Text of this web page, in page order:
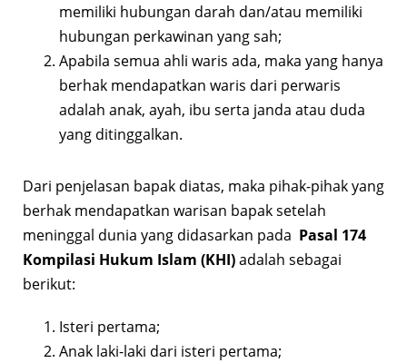
memiliki hubungan darah dan/atau memiliki
hubungan perkawinan yang sah;
Apabila semua ahli waris ada, maka yang hanya
berhak mendapatkan waris dari perwaris
adalah anak, ayah, ibu serta janda atau duda
yang ditinggalkan.
Dari penjelasan bapak diatas, maka pihak-pihak yang
berhak mendapatkan warisan bapak setelah
meninggal dunia yang didasarkan pada Pasal 174
Kompilasi Hukum Islam (KHI)adalah sebagai
berikut:
Isteri pertama;
Anak laki-laki dari isteri pertama;